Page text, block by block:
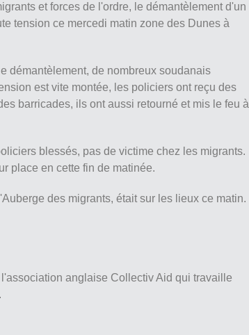
et forces de l'ordre, le démantèlement d'un
tension ce mercedi matin zone des Dunes à
démantèlement, de nombreux soudanais
est vite montée, les policiers ont reçu des
barricades, ils ont aussi retourné et mis le feu à
blessés, pas de victime chez les migrants.
place en cette fin de matinée.
des migrants, était sur les lieux ce matin.
anglaise Collectiv Aid qui travaille